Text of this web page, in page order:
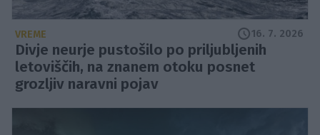
VREME 16. 7. 2026
Divje neurje pustošilo po priljubljenih
letoviščih, na znanem otoku posnet
grozljiv naravni pojav